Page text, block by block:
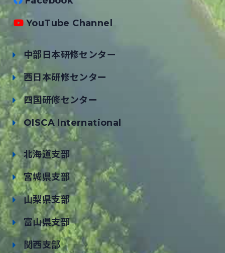
YouTube Channel
中部日本研修センター
西日本研修センター
四国研修センター
OISCA International
北海道支部
宮城県支部
山梨県支部
富山県支部
関西支部